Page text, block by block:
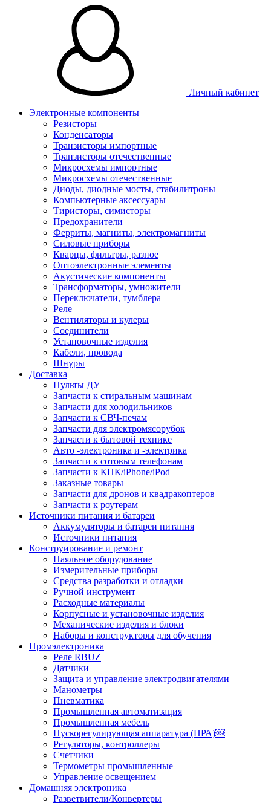
Личный кабинет
Электронные компоненты
Резисторы
Конденсаторы
Транзисторы импортные
Транзисторы отечественные
Микросхемы импортные
Микросхемы отечественные
Диоды, диодные мосты, стабилитроны
Компьютерные аксессуары
Тиристоры, симисторы
Предохранители
Ферриты, магниты, электромагниты
Силовые приборы
Кварцы, фильтры, разное
Оптоэлектронные элементы
Акустические компоненты
Трансформаторы, умножители
Переключатели, тумблера
Реле
Вентиляторы и кулеры
Соединители
Установочные изделия
Кабели, провода
Шнуры
Доставка
Пульты ДУ
Запчасти к стиральным машинам
Запчасти для холодильников
Запчасти к СВЧ-печам
Запчасти для электромясорубок
Запчасти к бытовой технике
Авто -электроника и -электрика
Запчасти к сотовым телефонам
Запчасти к КПК/iPhone/iPod
Заказные товары
Запчасти для дронов и квадракоптеров
Запчасти к роутерам
Источники питания и батареи
Аккумуляторы и батареи питания
Источники питания
Конструирование и ремонт
Паяльное оборудование
Измерительные приборы
Средства разработки и отладки
Ручной инструмент
Расходные материалы
Корпусные и установочные изделия
Механические изделия и блоки
Наборы и конструкторы для обучения
Промэлектроника
Реле RBUZ
Датчики
Защита и управление электродвигателями
Манометры
Пневматика
Промышленная автоматизация
Промышленная мебель
Пускорегулирующая аппаратура (ПРА)￼
Регуляторы, контроллеры
Счетчики
Термометры промышленные
Управление освещением
Домашняя электроника
Разветвители/Конвертеры